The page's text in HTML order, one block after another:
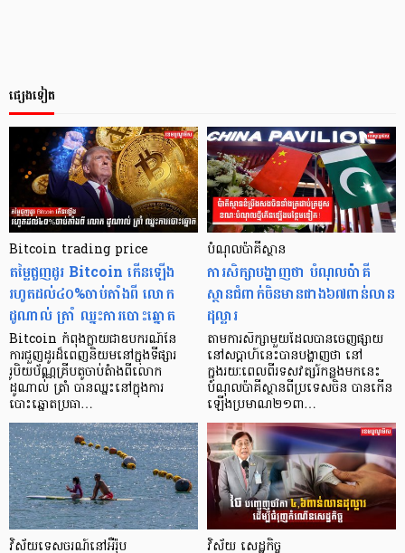
ផ្សេងទៀត
Bitcoin trading price
តម្លៃជួញដូរ Bitcoin កើនឡើង
រហូតដល់៤០%ចាប់តាំងពី លោក
ដូណាល់ ត្រាំ ឈ្នះការបោះឆ្នោត
Bitcoin កំពុងក្លាយជាឧបករណ៍នៃ
ការជួញដូរដ៏ពេញនិយមនៅក្នុងទីផ្សារ
រូបិយប័ណ្ណគ្រីបតូចាប់តំាងពីលោក
ដូណាល់ ត្រាំ បានឈ្នះនៅក្នុងការ
បោះឆ្នោតប្រធា…
បំណុលប៉ាគីស្ថាន
ការសិក្សាបង្ហាញថា បំណុលប៉ាគី
ស្ថានជំពាក់ចិនមានជាង៦៧ពាន់លាន
ដុល្លារ
តាមការសិក្សាមួយដែលបានចេញផ្សាយ
នៅសប្តាហ៍នេះបានបង្ហាញថា នៅ
ក្នុងរយៈពេលពីរទសវត្សរ៍កន្លងមកនេះ
បំណុលប៉ាគីស្ថានពីប្រទេសចិន បានកើន
ឡើងប្រមាណ២១ពា…
វិស័យទេសចរណ៍នៅអឺរ៉ុប វិស័យ សេដ្ឋកិច្ច